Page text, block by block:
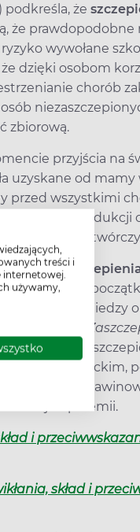
treści i
internetowej.
używamy,
podkreśla, że
że
wywołane
dzięki osobom
chorób
zbiorową.
przyjścia na
uzyskane od mamy
przed wszystkimi
do produkcji
w kraju na
Wiedzy
odsetek
mazowieckim,
, nastąpiłby
rozwoju epidemii.
i
skład i